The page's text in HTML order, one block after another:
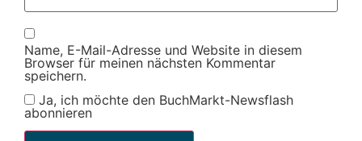
Name, E-Mail-Adresse und Website in diesem
Browser für meinen nächsten Kommentar
speichern.
Ja, ich möchte den BuchMarkt-Newsflash
abonnieren